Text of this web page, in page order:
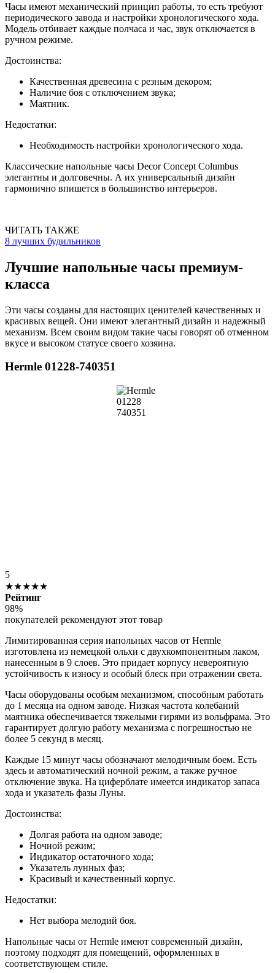
Часы имеют механический принцип работы, то есть требуют
периодического завода и настройки хронологического хода.
Модель отбивает каждые полчаса и час, звук отключается в
ручном режиме.
Достоинства:
Качественная древесина с резным декором;
Наличие боя с отключением звука;
Маятник.
Недостатки:
Необходимость настройки хронологического хода.
Классические напольные часы Decor Concept Columbus
элегантны и долговечны. А их универсальный дизайн
гармонично впишется в большинство интерьеров.
ЧИТАТЬ ТАКЖЕ
8 лучших будильников
Лучшие напольные часы премиум-
класса
Эти часы созданы для настоящих ценителей качественных и
красивых вещей. Они имеют элегантный дизайн и надежный
механизм. Всем своим видом такие часы говорят об отменном
вкусе и высоком статусе своего хозяина.
Hermle 01228-740351
5
★★★★★
Рейтинг
98%
покупателей рекомендуют этот товар
Лимитированная серия напольных часов от Hermle
изготовлена из немецкой ольхи с двухкомпонентным лаком,
нанесенным в 9 слоев. Это придает корпусу невероятную
устойчивость к износу и особый блеск при отражении света.
Часы оборудованы особым механизмом, способным работать
до 1 месяца на одном заводе. Низкая частота колебаний
маятника обеспечивается тяжелыми гирями из вольфрама. Это
гарантирует долгую работу механизма с погрешностью не
более 5 секунд в месяц.
Каждые 15 минут часы обозначают мелодичным боем. Есть
здесь и автоматический ночной режим, а также ручное
отключение звука. На циферблате имеется индикатор запаса
хода и указатель фазы Луны.
Достоинства:
Долгая работа на одном заводе;
Ночной режим;
Индикатор остаточного хода;
Указатель лунных фаз;
Красивый и качественный корпус.
Недостатки:
Нет выбора мелодий боя.
Напольные часы от Hermle имеют современный дизайн,
поэтому подходят для помещений, оформленных в
соответствующем стиле.